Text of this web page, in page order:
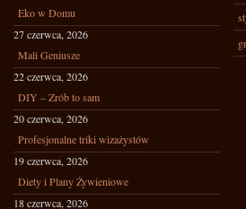
Eko w Domu
27 czerwca, 2026
Mali Geniusze
22 czerwca, 2026
DIY – Zrób to sam
20 czerwca, 2026
Profesjonalne triki wizażystów
19 czerwca, 2026
Diety i Plany Żywieniowe
18 czerwca, 2026